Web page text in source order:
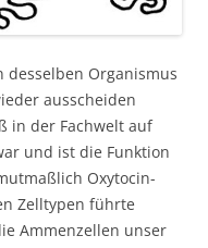
desselben Organismus
ausscheiden
in der Fachwelt auf
und ist die Funktion
Oxytocin-
Zelltypen führte
Ammenzellen unser